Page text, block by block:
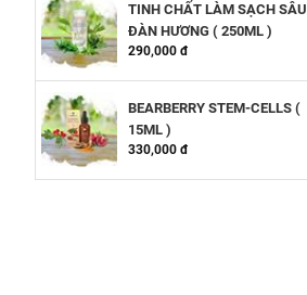
TINH CHẤT LÀM SẠCH SÂU
ĐÀN HƯƠNG ( 250ML )
290,000 đ
BEARBERRY STEM-CELLS (
15ML )
330,000 đ